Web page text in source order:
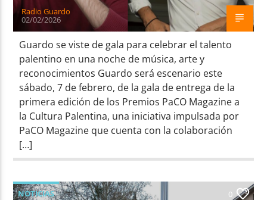
Radio Guardo
02/02/2026
Guardo se viste de gala para celebrar el talento
palentino en una noche de música, arte y
reconocimientos Guardo será escenario este
sábado, 7 de febrero, de la gala de entrega de la
primera edición de los Premios PaCO Magazine a
la Cultura Palentina, una iniciativa impulsada por
PaCO Magazine que cuenta con la colaboración
[…]
NOTICIAS 0